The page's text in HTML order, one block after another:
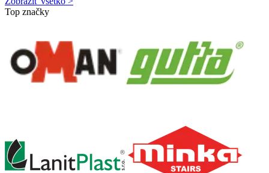
Top značky